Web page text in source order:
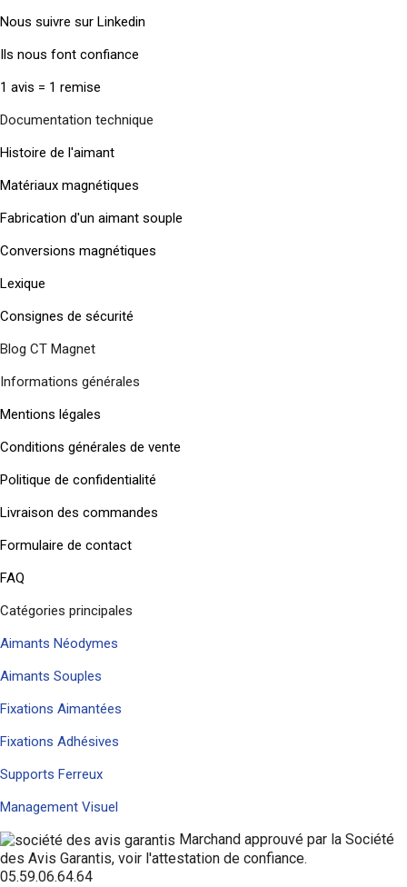
Nous suivre sur Linkedin
Ils nous font confiance
1 avis = 1 remise
Documentation technique
Histoire de l'aimant
Matériaux magnétiques
Fabrication d'un aimant souple
Conversions magnétiques
Lexique
Consignes de sécurité
Blog CT Magnet
Informations générales
Mentions légales
Conditions générales de vente
Politique de confidentialité
Livraison des commandes
Formulaire de contact
FAQ
Catégories principales
Aimants Néodymes
Aimants Souples
Fixations Aimantées
Fixations Adhésives
Supports Ferreux
Management Visuel
Marchand approuvé par la Société
des Avis Garantis, voir l'attestation de confiance.
05.59.06.64.64